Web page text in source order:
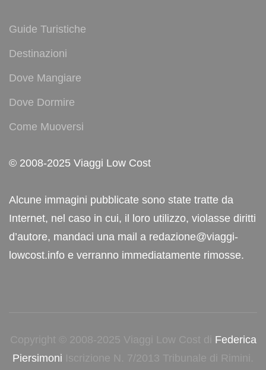
Guide Turistiche
Destinazioni
Dove Mangiare
Dove Dormire
Come Muoversi
© 2008-2025 Viaggi Low Cost
Alcune immagini pubblicate sono state tratte da
Internet, nel caso in cui, il loro utilizzo, violasse diritti
d’autore, mandaci una mail a redazione@viaggi-
lowcost.info e verranno immediatamente rimosse.
Copyright © 2008-2025 Viaggi Low Cost di Federica
Piersimoni Iscrizione N. 7/2013 Tribunale di Rimini.